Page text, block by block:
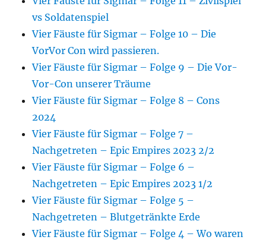
vs Soldatenspiel
Vier Fäuste für Sigmar – Folge 10 – Die
VorVor Con wird passieren.
Vier Fäuste für Sigmar – Folge 9 – Die Vor-
Vor-Con unserer Träume
Vier Fäuste für Sigmar – Folge 8 – Cons
2024
Vier Fäuste für Sigmar – Folge 7 –
Nachgetreten – Epic Empires 2023 2/2
Vier Fäuste für Sigmar – Folge 6 –
Nachgetreten – Epic Empires 2023 1/2
Vier Fäuste für Sigmar – Folge 5 –
Nachgetreten – Blutgetränkte Erde
Vier Fäuste für Sigmar – Folge 4 – Wo waren